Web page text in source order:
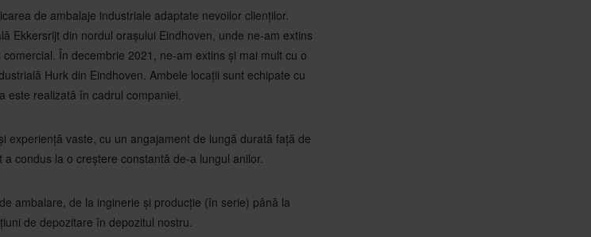
de ambalaje industriale adaptate nevoilor clienților.
Ekkersrijt din nordul orașului Eindhoven, unde ne-am extins
În decembrie 2021, ne-am extins și mai mult cu o
Hurk din Eindhoven. Ambele locații sunt echipate cu
este realizată în cadrul companiei.
experiență vaste, cu un angajament de lungă durată față de
condus la o creștere constantă de-a lungul anilor.
ambalare, de la inginerie și producție (în serie) până la
de depozitare în depozitul nostru.